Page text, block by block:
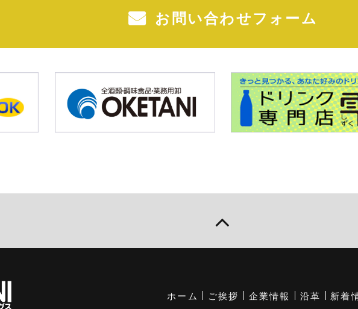
お問い合わせフォーム
ホーム ご挨拶 企業情報 沿革 新着